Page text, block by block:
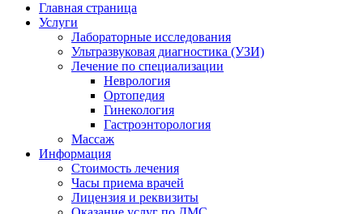
Главная страница
Услуги
Лабораторные исследования
Ультразвуковая диагностика (УЗИ)
Лечение по специализации
Неврология
Ортопедия
Гинекология
Гастроэнторология
Массаж
Информация
Стоимость лечения
Часы приема врачей
Лицензия и реквизиты